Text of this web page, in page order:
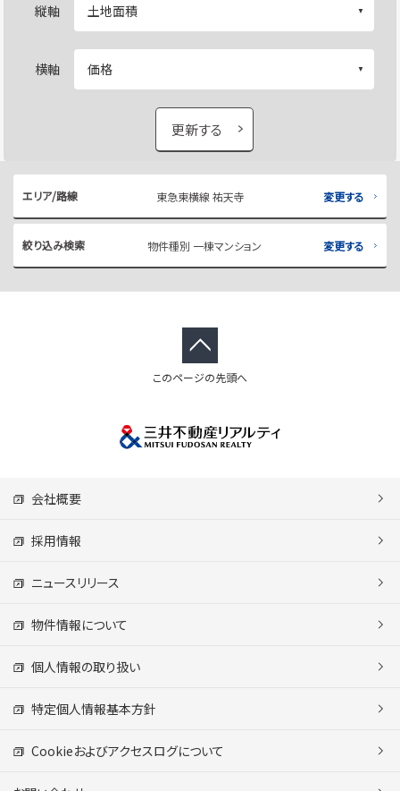
縦軸
横軸
更新する
エリア/路線 東急東横線 祐天寺 変更する
絞り込み検索 物件種別 一棟マンション 変更する
このページの先頭へ
会社概要
採用情報
ニュースリリース
物件情報について
個人情報の取り扱い
特定個人情報基本方針
Cookieおよびアクセスログについて